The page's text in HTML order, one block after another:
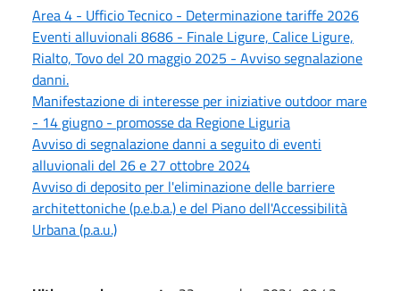
Area 4 - Ufficio Tecnico - Determinazione tariffe 2026
Eventi alluvionali 8686 - Finale Ligure, Calice Ligure,
Rialto, Tovo del 20 maggio 2025 - Avviso segnalazione
danni.
Manifestazione di interesse per iniziative outdoor mare
- 14 giugno - promosse da Regione Liguria
Avviso di segnalazione danni a seguito di eventi
alluvionali del 26 e 27 ottobre 2024
Avviso di deposito per l'eliminazione delle barriere
architettoniche (p.e.b.a.) e del Piano dell'Accessibilità
Urbana (p.a.u.)